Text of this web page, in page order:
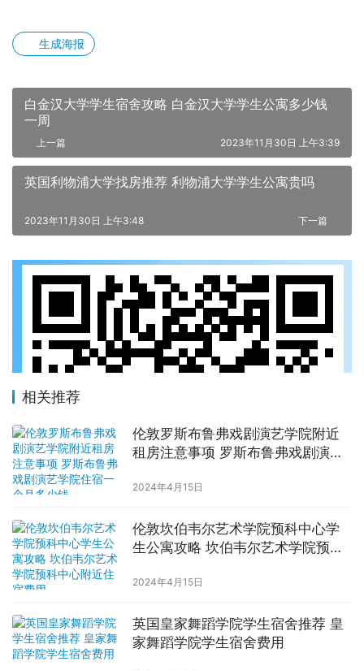
生成海报
白金汉大学学生宿舍攻略 白金汉大学学生公寓多少钱
一周
上一篇 2023年11月30日 上午3:39
英国利物浦大学找房推荐 利物浦大学学生公寓贵吗
下一篇
2023年11月30日 上午3:48
相关推荐
伦敦罗斯布鲁弗戏剧演艺学院附近
租房注意事项 罗斯布鲁弗戏剧演艺
2024年4月15日
伦敦坎伯韦尔艺术学院预科中心学
生公寓攻略 坎伯韦尔艺术学院预科
2024年4月15日
英国皇家舞蹈学院学生宿舍推荐 皇
家舞蹈学院学生宿舍费用